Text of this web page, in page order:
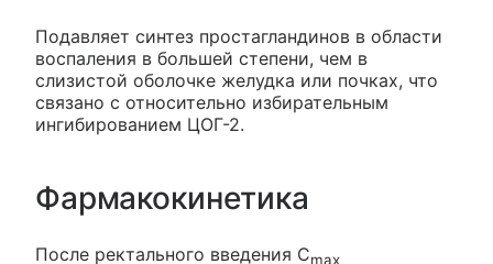
Подавляет синтез простагландинов в области
воспаления в большей степени, чем в
слизистой оболочке желудка или почках, что
связано с относительно избирательным
ингибированием ЦОГ-2.
Фармакокинетика
После ректального введения Cmax